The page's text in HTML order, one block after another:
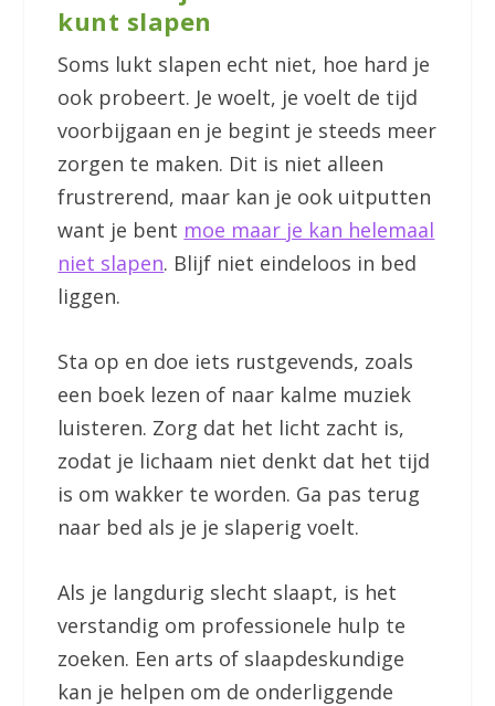
kunt slapen
Soms lukt slapen echt niet, hoe hard je
ook probeert. Je woelt, je voelt de tijd
voorbijgaan en je begint je steeds meer
zorgen te maken. Dit is niet alleen
frustrerend, maar kan je ook uitputten
want je bent moe maar je kan helemaal
niet slapen. Blijf niet eindeloos in bed
liggen.
Sta op en doe iets rustgevends, zoals
een boek lezen of naar kalme muziek
luisteren. Zorg dat het licht zacht is,
zodat je lichaam niet denkt dat het tijd
is om wakker te worden. Ga pas terug
naar bed als je je slaperig voelt.
Als je langdurig slecht slaapt, is het
verstandig om professionele hulp te
zoeken. Een arts of slaapdeskundige
kan je helpen om de onderliggende